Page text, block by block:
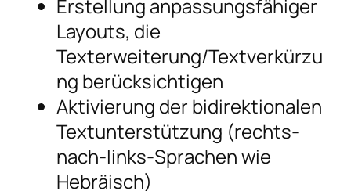
Erstellung anpassungsfähiger
Layouts, die
Texterweiterung/Textverkürzu
ng berücksichtigen
Aktivierung der bidirektionalen
Textunterstützung (rechts-
nach-links-Sprachen wie
Hebräisch)